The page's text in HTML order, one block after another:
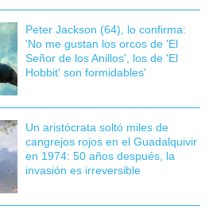
Peter Jackson (64), lo confirma:
'No me gustan los orcos de 'El
Señor de los Anillos', los de 'El
Hobbit' son formidables'
Un aristócrata soltó miles de
cangrejos rojos en el Guadalquivir
en 1974: 50 años después, la
invasión es irreversible